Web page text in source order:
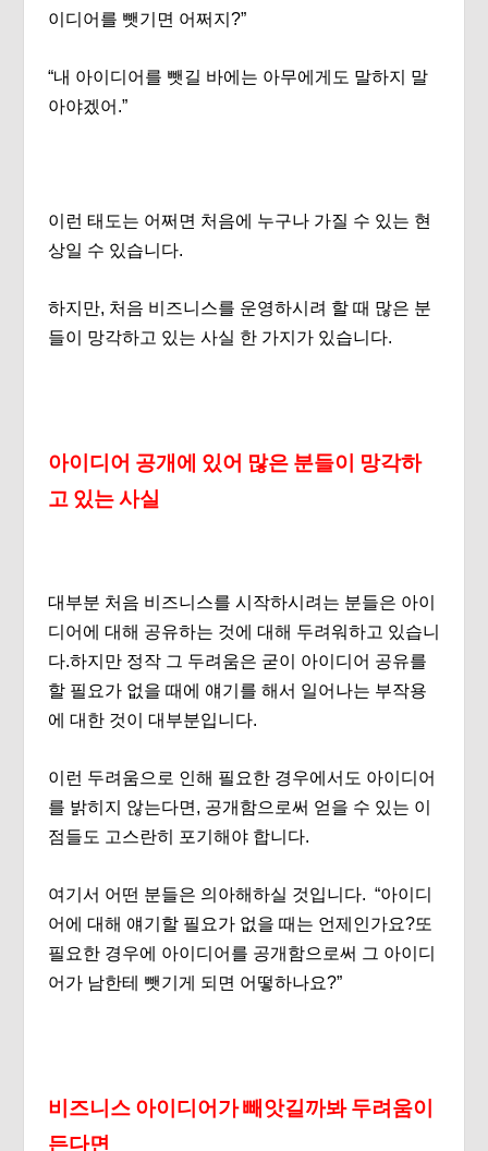
이디어를 뺏기면 어쩌지?”
“내 아이디어를 뺏길 바에는 아무에게도 말하지 말
아야겠어.”
이런 태도는 어쩌면 처음에 누구나 가질 수 있는 현
상일 수 있습니다.
하지만, 처음 비즈니스를 운영하시려 할 때 많은 분
들이 망각하고 있는 사실 한 가지가 있습니다.
아이디어 공개에 있어 많은 분들이 망각하
고 있는 사실
대부분 처음 비즈니스를 시작하시려는 분들은 아이
디어에 대해 공유하는 것에 대해 두려워하고 있습니
다.하지만 정작 그 두려움은 굳이 아이디어 공유를
할 필요가 없을 때에 얘기를 해서 일어나는 부작용
에 대한 것이 대부분입니다.
이런 두려움으로 인해 필요한 경우에서도 아이디어
를 밝히지 않는다면, 공개함으로써 얻을 수 있는 이
점들도 고스란히 포기해야 합니다.
여기서 어떤 분들은 의아해하실 것입니다. “아이디
어에 대해 얘기할 필요가 없을 때는 언제인가요?또
필요한 경우에 아이디어를 공개함으로써 그 아이디
어가 남한테 뺏기게 되면 어떻하나요?”
비즈니스 아이디어가 빼앗길까봐 두려움이
든다면